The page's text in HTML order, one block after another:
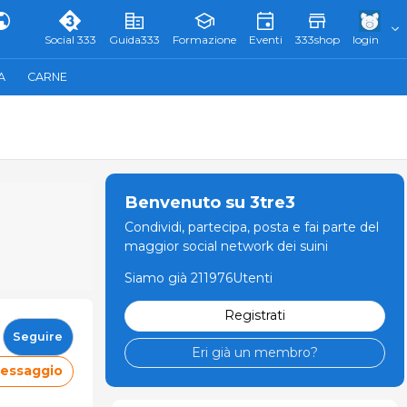
Social 333 Guida333 Formazione Eventi 333shop login
CARNE
Seguire
Benvenuto su 3tre3
Condividi, partecipa, posta e fai parte del
maggior social network dei suini
Siamo già 211976Utenti
Registrati
Eri già un membro?